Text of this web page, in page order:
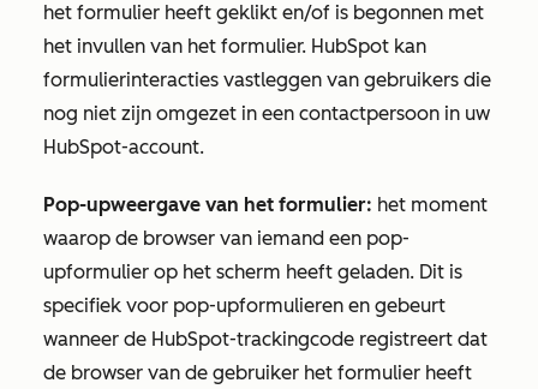
het formulier heeft geklikt en/of is begonnen met
het invullen van het formulier. HubSpot kan
formulierinteracties vastleggen van gebruikers die
nog niet zijn omgezet in een contactpersoon in uw
HubSpot-account.
Pop-upweergave van het formulier: het moment
waarop de browser van iemand een pop-
upformulier op het scherm heeft geladen. Dit is
specifiek voor pop-upformulieren en gebeurt
wanneer de HubSpot-trackingcode registreert dat
de browser van de gebruiker het formulier heeft